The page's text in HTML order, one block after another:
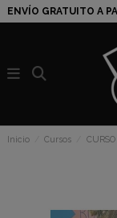
ENVÍO GRATUITO A
Inicio Cursos